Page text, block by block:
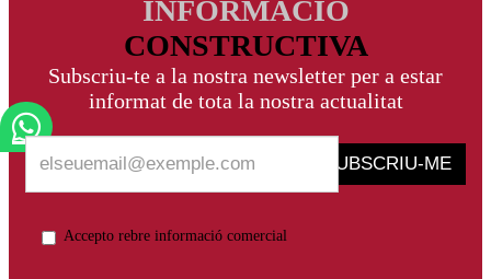
INFORMACIÓ
CONSTRUCTIVA
Subscriu-te a la nostra newsletter per a estar
informat de tota la nostra actualitat
SUBSCRIU-ME
Accepto rebre informació comercial